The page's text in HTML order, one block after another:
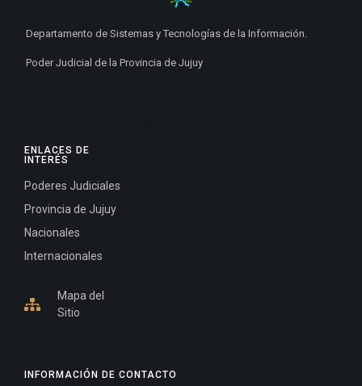
INFORMACIÓN DE CONTACTO
ENLACES DE
INTERÉS
Poderes Judiciales
Provincia de Jujuy
Nacionales
Internacionales
Mapa del
Sitio
Departamento de Sistemas y Tecnologías de la Información.
Poder Judicial de la Provincia de Jujuy